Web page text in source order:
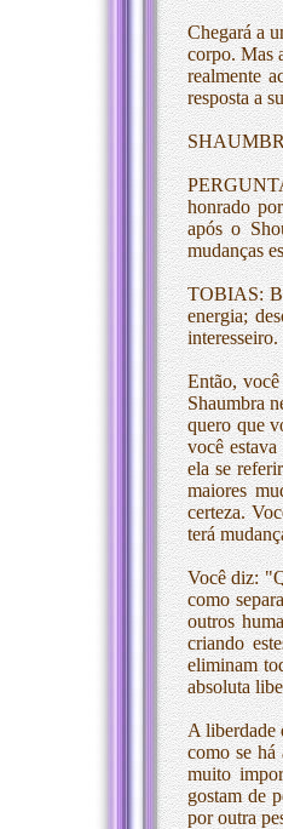
Chegará a
corpo. Mas
realmente
resposta a
honrado
após o
mudanças
TOBIAS:
energia;
interesseiro.
Então, você
Shaumbra
quero que
você
ela se
maiores
certeza.
terá
Você diz:
como
outros
criando
eliminam
absoluta
A liberdade
como se há
muito
gostam de
por outra